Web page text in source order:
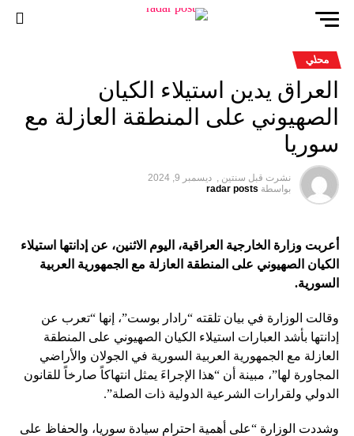
محلي
العراق يدين استيلاء الكيان
الصهيوني على المنطقة العازلة مع
سوريا
نشرت قبل سنتين , ديسمبر 9, 2024
بواسطة radar posts
أعربت وزارة الخارجية العراقية، اليوم الاثنين، عن إدانتها استيلاء
الكيان الصهيوني على المنطقة العازلة مع الجمهورية العربية
السورية.
وقالت الوزارة في بيان تلقته “رادار بوست”، إنها “تعرب عن
إدانتها بأشد العبارات استيلاء الكيان الصهيوني على المنطقة
العازلة مع الجمهورية العربية السورية في الجولان والأراضي
المجاورة لها”، مبينة أن “هذا الإجراءَ يمثل انتهاكاً صارخاً للقانون
الدولي ولقرارات الشرعية الدولية ذات الصلة”.
وشددت الوزارة “على أهمية احترام سيادة سوريا، والحفاظ على